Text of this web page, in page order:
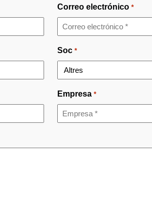
Correo electrónico *
Soc *
Empresa *